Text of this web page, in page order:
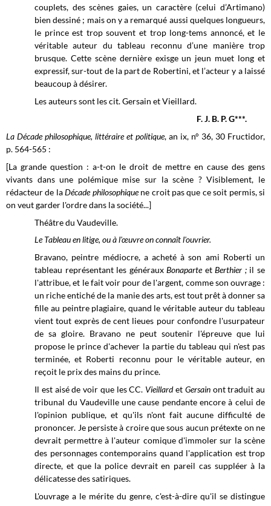
couplets, des scènes gaies, un caractère (celui d’Artimano)
bien dessiné ; mais on y a remarqué aussi quelques longueurs,
le prince est trop souvent et trop long-tems annoncé, et le
véritable auteur du tableau reconnu d’une manière trop
brusque. Cette scène dernière exisge un jeun muet long et
expressif, sur-tout de la part de Robertini, et l’acteur y a laissé
beaucoup à désirer.
Les auteurs sont les cit. Gersain et Vieillard.
F. J. B. P. G***.
La Décade philosophique, littéraire et politique, an ix, n° 36, 30 Fructidor,
p. 564-565 :
[La grande question : a-t-on le droit de mettre en cause des gens
vivants dans une polémique mise sur la scène ? Visiblement, le
rédacteur de laDécade philosophiquene croit pas que ce soit permis, si
on veut garder l'ordre dans la société...]
Théâtre du Vaudeville.
Le Tableau en litige, ou à l'œuvre on connaît l'ouvrier.
Bravano, peintre médiocre, a acheté à son ami Roberti un
tableau représentant les générauxBonaparte etBerthier ; il se
l'attribue, et le fait voir pour de l'argent, comme son ouvrage :
un riche entiché de la manie des arts, est tout prêt à donner sa
fille au peintre plagiaire, quand le véritable auteur du tableau
vient tout exprès de cent lieues pour confondre l'usurpateur
de sa gloire. Bravano ne peut soutenir l'épreuve que lui
propose le prince d'achever la partie du tableau qui n'est pas
terminée, et Roberti reconnu pour le véritable auteur, en
reçoit le prix des mains du prince.
Il est aisé de voir que les CC. Vieillardet Gersain ont traduit au
tribunal du Vaudeville une cause pendante encore à celui de
l'opinion publique, et qu'ils n'ont fait aucune difficulté de
prononcer. Je persiste à croire que sous aucun prétexte on ne
devrait permettre à l'auteur comique d'immoler sur la scène
des personnages contemporains quand l'application est trop
directe, et que la police devrait en pareil cas suppléer à la
délicatesse des satiriques.
L'ouvrage a le mérite du genre, c'est-à-dire qu'il se distingue